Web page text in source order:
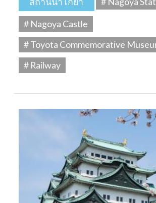
# Nagoya Castle
# Toyota Commemorative
# Railway